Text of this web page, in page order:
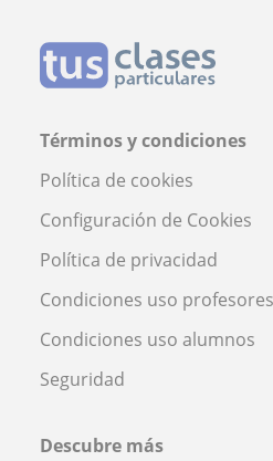
Términos y condiciones
Política de cookies
Configuración de Cookies
Política de privacidad
Condiciones uso profesores
Condiciones uso alumnos
Seguridad
Descubre más